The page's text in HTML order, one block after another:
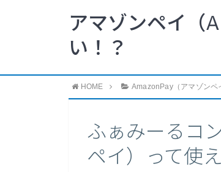
アマゾンペイ（
い！？
HOME AmazonPay（アマゾンペ
ふぁみーるコ
ペイ）って使